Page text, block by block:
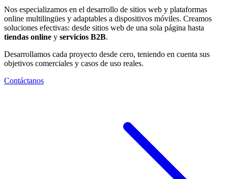
Nos especializamos en el desarrollo de sitios web y plataformas
online multilingües y adaptables a dispositivos móviles. Creamos
soluciones efectivas: desde sitios web de una sola página hasta
tiendas online y servicios B2B.
Desarrollamos cada proyecto desde cero, teniendo en cuenta sus
objetivos comerciales y casos de uso reales.
Contáctanos